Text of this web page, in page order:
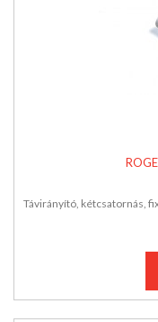
Távirányító, kétcsatornás,